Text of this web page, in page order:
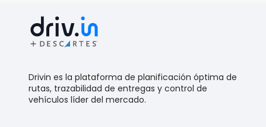
Drivin es la plataforma de planificación óptima de
rutas, trazabilidad de entregas y control de
vehículos líder del mercado.